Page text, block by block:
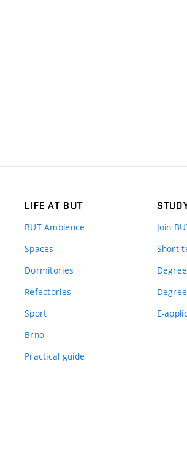
LIFE AT BUT
BUT Ambience
Spaces
Dormitories
Refectories
Sport
Brno
Practical guide
Join
Short-
E-